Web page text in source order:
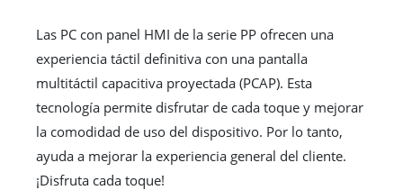
Las PC con panel HMI de la serie PP ofrecen una
experiencia táctil definitiva con una pantalla
multitáctil capacitiva proyectada (PCAP). Esta
tecnología permite disfrutar de cada toque y mejorar
la comodidad de uso del dispositivo. Por lo tanto,
ayuda a mejorar la experiencia general del cliente.
¡Disfruta cada toque!